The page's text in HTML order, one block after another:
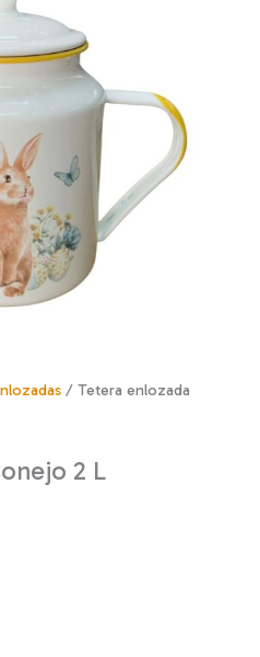
/ Tetera enlozada
2 L